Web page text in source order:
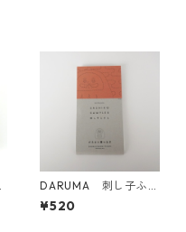
DARUMA 刺し子ふき
ん 模様刺し（DARUM
Aオリジナル柄）1056
¥520